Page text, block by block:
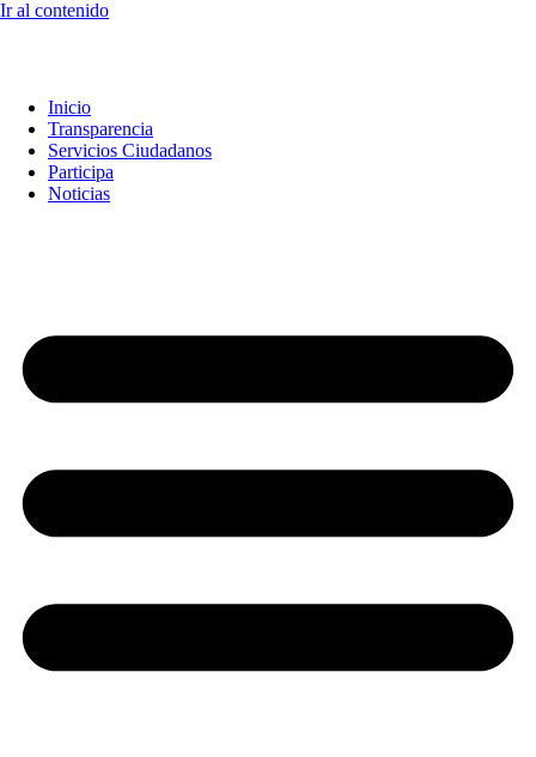
Ir al contenido
Inicio
Transparencia
Servicios Ciudadanos
Participa
Noticias